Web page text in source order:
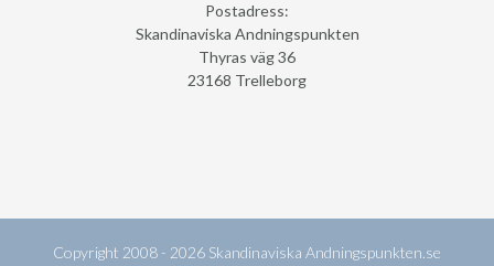
Postadress:
Skandinaviska Andningspunkten
Thyras väg 36
23168 Trelleborg
Copyright 2008 - 2026 Skandinaviska Andningspunkten.se